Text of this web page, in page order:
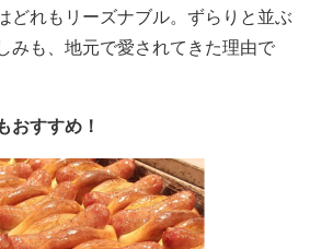
どれもリーズナブル。ずらりと並ぶ
みも、地元で愛されてきた理由で
おすすめ！